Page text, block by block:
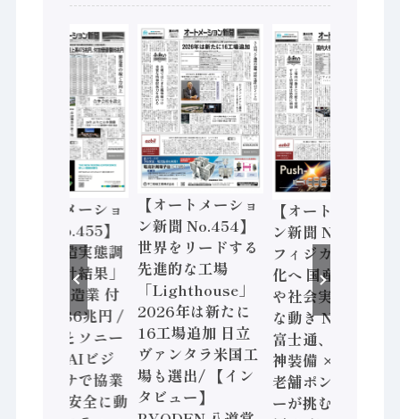
【オートメーショ
ン新聞 No.455】
「経済構造実態調
査二次集計結果」
2024年製造業 付
加価値額86兆円 /
三菱電機とソニー
セミコン AIビジ
ョンセンサで協業
/ IDEC、安全に動
【オートメーショ
ン新聞 No.454】
世界をリードする
先進的な工場
「Lighthouse」
2026年は新たに
16工場追加 日立
ヴァンタラ米国工
場も選出/ 【イン
タビュー】
【オートメーショ
ン新聞 No.453】
フィジカルAI本格
化へ 国産AI開発
や社会実装に活発
な動き Noetra、
富士通、日立 / 兵
神装備 × HMS、
老舗ポンプメーカ
ーが挑むデータ活